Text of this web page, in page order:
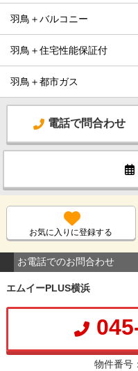
羽鳥＋バルコニー
羽鳥＋住宅性能保証付
羽鳥＋都市ガス
電話で問合わせ
お気に入りに登録する
お電話でのお問合わせ
エムイーPLUS横浜
物件番号